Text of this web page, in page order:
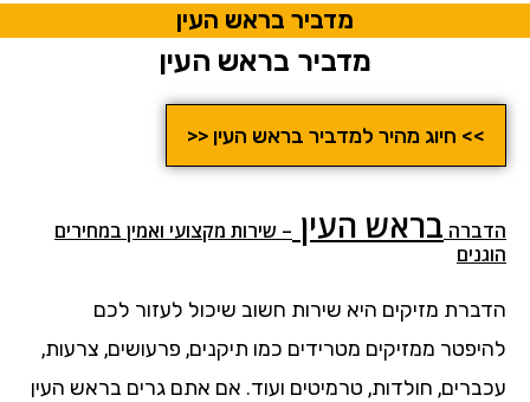
מדביר בראש העין
מדביר בראש העין
>> חיוג מהיר למדביר בראש העין <<
הדברה בראש העין – שירות מקצועי ואמין במחירים
הוגנים
הדברת מזיקים היא שירות חשוב שיכול לעזור לכם
להיפטר ממזיקים מטרידים כמו תיקנים, פרעושים, צרעות,
עכברים, חולדות, טרמיטים ועוד. אם אתם גרים בראש העין